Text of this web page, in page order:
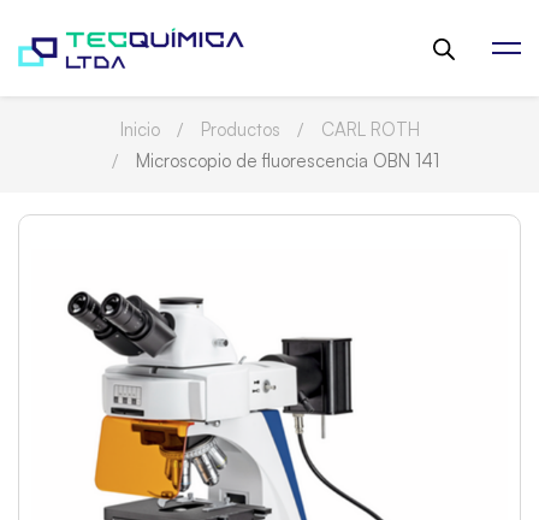
Inicio Productos
CARL ROTH
Microscopio de fluorescencia OBN 141